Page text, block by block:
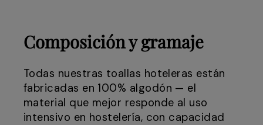
Composición y gramaje
Todas nuestras toallas hoteleras están
fabricadas en 100% algodón — el
material que mejor responde al uso
intensivo en hostelería, con capacidad